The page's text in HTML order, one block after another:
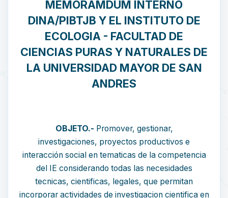
MEMORAMDUM INTERNO
DINA/PIBTJB Y EL INSTITUTO DE
ECOLOGIA - FACULTAD DE
CIENCIAS PURAS Y NATURALES DE
LA UNIVERSIDAD MAYOR DE SAN
ANDRES
OBJETO.- Promover, gestionar,
investigaciones, proyectos productivos e
interacción social en tematicas de la competencia
del IE considerando todas las necesidades
tecnicas, cientificas, legales, que permitan
incorporar actividades de investigacion cientifica en